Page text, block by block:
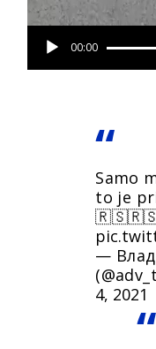
00:00
Samo
to je
—
4, 2021